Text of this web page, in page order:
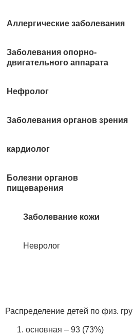
Аллергические заболевания
Заболевания опорно-
двигательного аппарата
Нефролог
Заболевания органов зрения
кардиолог
Болезни органов
пищеварения
Заболевание кожи
Невролог
Распределение детей по физ.
основная – 93 (73%)